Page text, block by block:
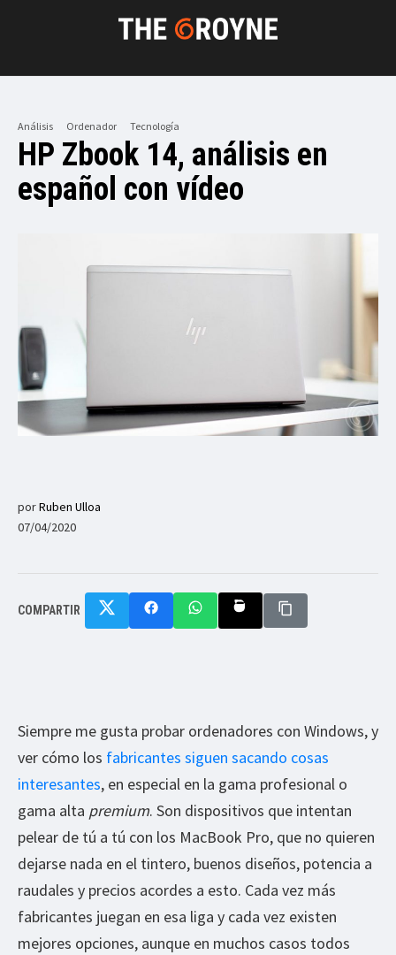
Análisis Ordenador Tecnología
HP Zbook 14, análisis en
español con vídeo
porRuben Ulloa
07/04/2020
COMPARTIR
Siempre me gusta probar ordenadores con Windows, y
ver cómo los fabricantes siguen sacando cosas
interesantes, en especial en la gama profesional o
gama alta premium. Son dispositivos que intentan
pelear de tú a tú con los MacBook Pro, que no quieren
dejarse nada en el tintero, buenos diseños, potencia a
raudales y precios acordes a esto. Cada vez más
fabricantes juegan en esa liga y cada vez existen
mejores opciones, aunque en muchos casos todos